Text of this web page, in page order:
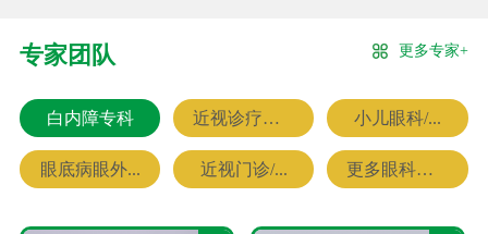
专家团队 更多专家+
白内障专科 近视诊疗专科 小儿眼科/...
眼底病眼外... 近视门诊/... 更多眼科专家